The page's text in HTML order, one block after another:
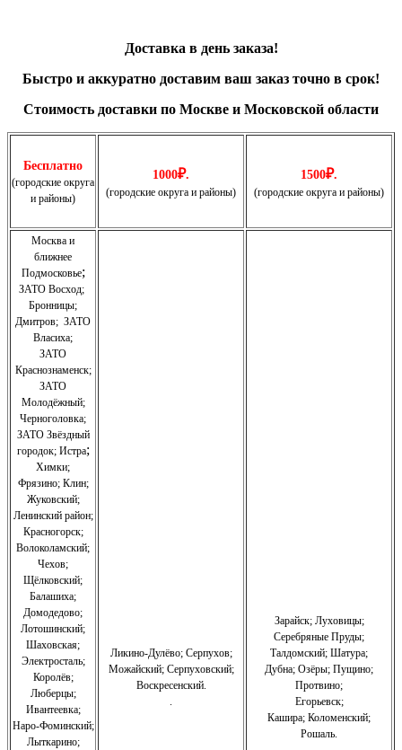
Доставка в день заказа!
Быстро и аккуратно доставим ваш заказ точно в срок!
Стоимость доставки по Москве и Московской области
Бесплатно
(городские округа
и районы)
1000₽.
(городские округа и районы)
1500₽.
(городские округа и районы)
Москва и
ближнее
Подмосковье;
ЗАТО Восход;
Бронницы;
Дмитров; ЗАТО
Власиха;
ЗАТО
Краснознаменск;
ЗАТО
Молодёжный;
Черноголовка;
ЗАТО Звёздный
городок; Истра;
Химки;
Фрязино;Клин;
Жуковский;
Ленинский район;
Красногорск;
Волоколамский;
Чехов;
Щёлковский;
Балашиха;
Домодедово;
Лотошинский;
Шаховская;
Электросталь;
Королёв;
Люберцы;
Ивантеевка;
Наро-Фоминский;
Лыткарино;
Ликино-Дулёво;Серпухов;
Можайский;Серпуховский;
Воскресенский.
.
Зарайск; Луховицы;
Серебряные Пруды;
Талдомский; Шатура;
Дубна; Озёры; Пущино;
Протвино;
Егорьевск;
Кашира; Коломенский;
Рошаль.